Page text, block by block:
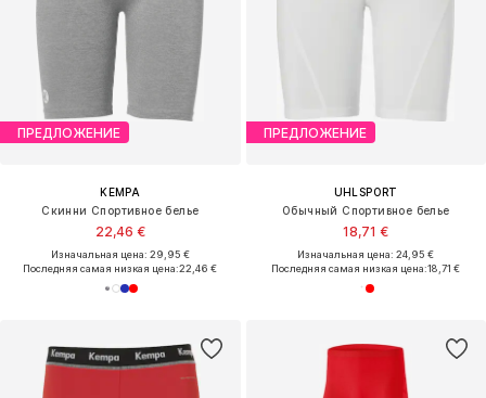
ПРЕДЛОЖЕНИЕ
KEMPA
Скинни Спортивное белье
22,46 €
Изначальная цена: 29,95 €
Последняя самая низкая цена:22,46 €
ПРЕДЛОЖЕНИЕ
UHLSPORT
Обычный Спортивное белье
18,71 €
Изначальная цена: 24,95 €
Последняя самая низкая цена:18,71 €